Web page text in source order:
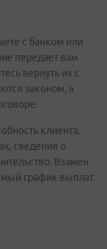
с банком или
передает вам
вернуть их с
законом, а
клиента.
сведения о
Взамен
график выплат.